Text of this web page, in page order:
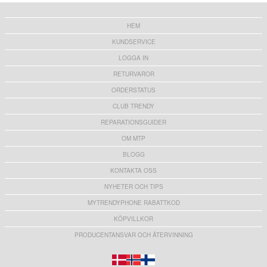
HEM
KUNDSERVICE
LOGGA IN
RETURVAROR
ORDERSTATUS
CLUB TRENDY
REPARATIONSGUIDER
OM MTP
BLOGG
KONTAKTA OSS
NYHETER OCH TIPS
MYTRENDYPHONE RABATTKOD
KÖPVILLKOR
PRODUCENTANSVAR OCH ÅTERVINNING